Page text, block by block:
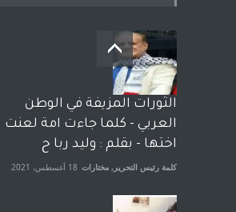
بعد معارك قضائية طاحنة كتب
وترافع فيها بنفسه مرة اخرى..
الشيخ طارق يوسف يقهر
الحكومة الأمريكية ، فأعطوه
الجنسية عن يد وهم صاغرون،
آراء حرة مختارات 7 أبريل، 2023
الثورات المزيفة في الوطن
العربي - كلما جاءت امة لعنت
اختها - بقلم : وليد ربا ح
كلمة رئيس التحرير , مختارات 18 أغسطس، 2021